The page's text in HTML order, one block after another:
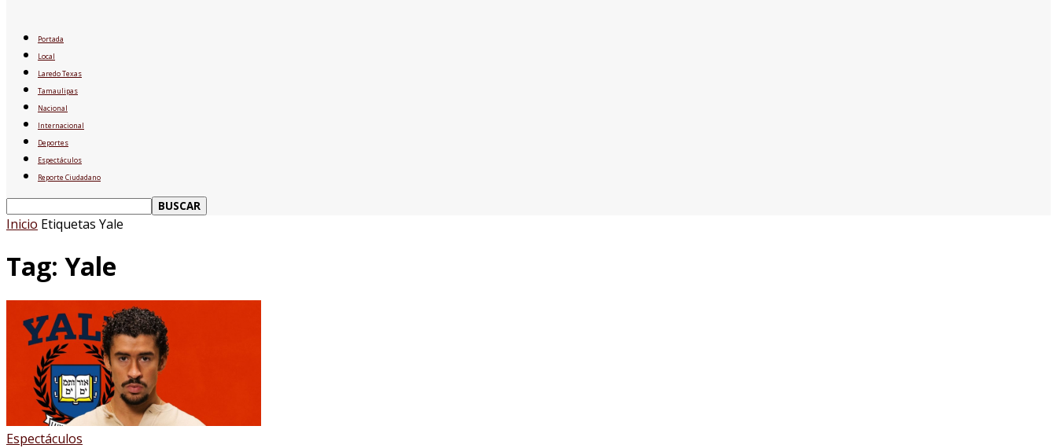
Portada
Local
Laredo Texas
Tamaulipas
Nacional
Internacional
Deportes
Espectáculos
Reporte Ciudadano
Inicio Etiquetas Yale
Tag: Yale
Espectáculos